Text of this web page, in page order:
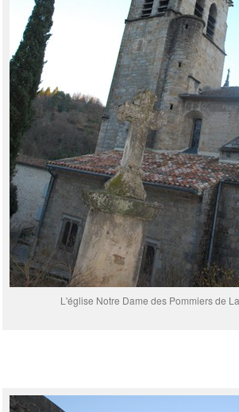
L'église Notre Dame des Pommiers de